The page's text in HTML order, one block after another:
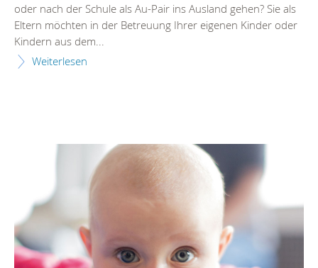
oder nach der Schule als Au-Pair ins Ausland gehen? Sie als
Eltern möchten in der Betreuung Ihrer eigenen Kinder oder
Kindern aus dem...
Weiterlesen